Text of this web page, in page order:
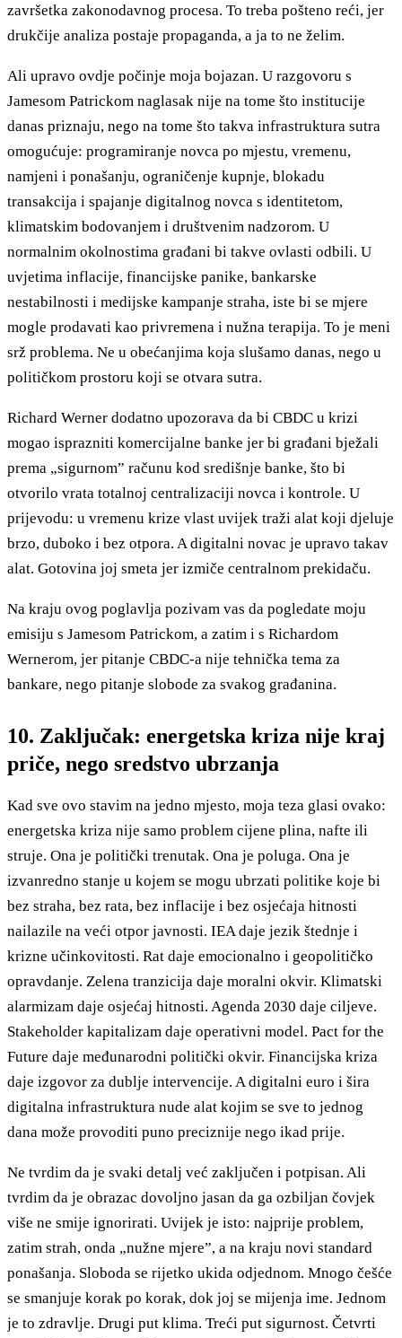
završetka zakonodavnog procesa. To treba pošteno reći, jer
drukčije analiza postaje propaganda, a ja to ne želim.
Ali upravo ovdje počinje moja bojazan. U razgovoru s
Jamesom Patrickom naglasak nije na tome što institucije
danas priznaju, nego na tome što takva infrastruktura sutra
omogućuje: programiranje novca po mjestu, vremenu,
namjeni i ponašanju, ograničenje kupnje, blokadu
transakcija i spajanje digitalnog novca s identitetom,
klimatskim bodovanjem i društvenim nadzorom. U
normalnim okolnostima građani bi takve ovlasti odbili. U
uvjetima inflacije, financijske panike, bankarske
nestabilnosti i medijske kampanje straha, iste bi se mjere
mogle prodavati kao privremena i nužna terapija. To je meni
srž problema. Ne u obećanjima koja slušamo danas, nego u
političkom prostoru koji se otvara sutra.
Richard Werner dodatno upozorava da bi CBDC u krizi
mogao isprazniti komercijalne banke jer bi građani bježali
prema „sigurnom” računu kod središnje banke, što bi
otvorilo vrata totalnoj centralizaciji novca i kontrole. U
prijevodu: u vremenu krize vlast uvijek traži alat koji djeluje
brzo, duboko i bez otpora. A digitalni novac je upravo takav
alat. Gotovina joj smeta jer izmiče centralnom prekidaču.
Na kraju ovog poglavlja pozivam vas da pogledate moju
emisiju s Jamesom Patrickom, a zatim i s Richardom
Wernerom, jer pitanje CBDC-a nije tehnička tema za
bankare, nego pitanje slobode za svakog građanina.
10. Zaključak: energetska kriza nije kraj
priče, nego sredstvo ubrzanja
Kad sve ovo stavim na jedno mjesto, moja teza glasi ovako:
energetska kriza nije samo problem cijene plina, nafte ili
struje. Ona je politički trenutak. Ona je poluga. Ona je
izvanredno stanje u kojem se mogu ubrzati politike koje bi
bez straha, bez rata, bez inflacije i bez osjećaja hitnosti
nailazile na veći otpor javnosti. IEA daje jezik štednje i
krizne učinkovitosti. Rat daje emocionalno i geopolitičko
opravdanje. Zelena tranzicija daje moralni okvir. Klimatski
alarmizam daje osjećaj hitnosti. Agenda 2030 daje ciljeve.
Stakeholder kapitalizam daje operativni model. Pact for the
Future daje međunarodni politički okvir. Financijska kriza
daje izgovor za dublje intervencije. A digitalni euro i šira
digitalna infrastruktura nude alat kojim se sve to jednog
dana može provoditi puno preciznije nego ikad prije.
Ne tvrdim da je svaki detalj već zaključen i potpisan. Ali
tvrdim da je obrazac dovoljno jasan da ga ozbiljan čovjek
više ne smije ignorirati. Uvijek je isto: najprije problem,
zatim strah, onda „nužne mjere”, a na kraju novi standard
ponašanja. Sloboda se rijetko ukida odjednom. Mnogo češće
se smanjuje korak po korak, dok joj se mijenja ime. Jednom
je to zdravlje. Drugi put klima. Treći put sigurnost. Četvrti